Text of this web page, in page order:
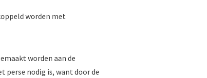
worden met
worden aan de
perse nodig is, want door de